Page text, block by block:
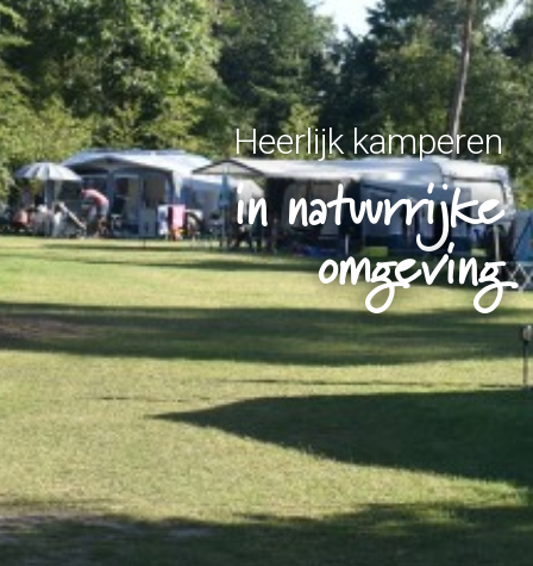
Heerlijk kamperen
in natuurrijke
omgeving